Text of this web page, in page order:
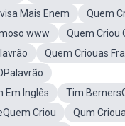
Mais Enem
Quem
www
Quem Criou
Quem Criouas
Em Inglês
Tim
Criou
Qum